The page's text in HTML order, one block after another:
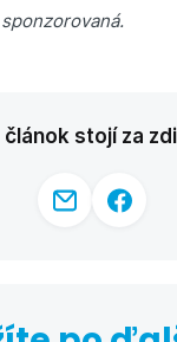
stojí za